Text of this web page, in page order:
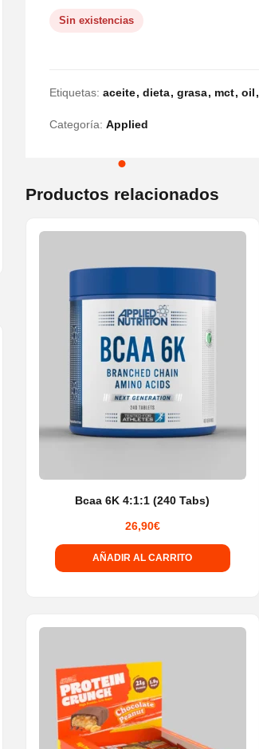
Sin existencias
Etiquetas: aceite dieta grasa mct oil
Categoría: Applied
Productos relacionados
Bcaa 6K 4:1:1 (240 Tabs)
26,90€
AÑADIR AL CARRITO